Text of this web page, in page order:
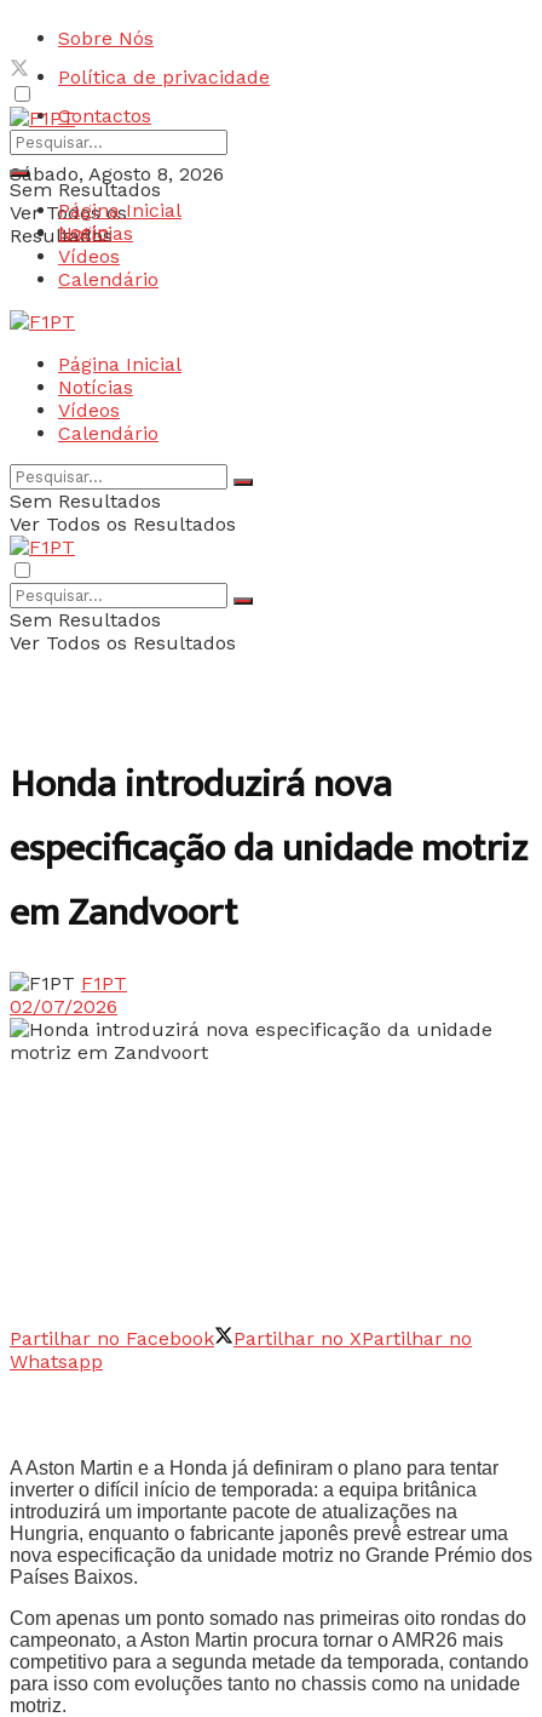
Sobre Nós
Política de privacidade
Contactos
Sábado, Agosto 8, 2026
Login
Sem Resultados
Ver Todos os
Resultados
Página Inicial
Notícias
Vídeos
Calendário
Página Inicial
Notícias
Vídeos
Calendário
Sem Resultados
Ver Todos os Resultados
Sem Resultados
Ver Todos os Resultados
Honda introduzirá nova
especificação da unidade motriz
em Zandvoort
F1PT
02/07/2026
Partilhar no Facebook Partilhar no XPartilhar no
Whatsapp
A Aston Martin e a Honda já definiram o plano para tentar
inverter o difícil início de temporada: a equipa britânica
introduzirá um importante pacote de atualizações na
Hungria, enquanto o fabricante japonês prevê estrear uma
nova especificação da unidade motriz no Grande Prémio dos
Países Baixos.
Com apenas um ponto somado nas primeiras oito rondas do
campeonato, a Aston Martin procura tornar o AMR26 mais
competitivo para a segunda metade da temporada, contando
para isso com evoluções tanto no chassis como na unidade
motriz.